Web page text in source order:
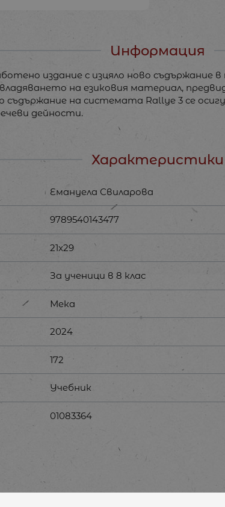
Информация
издание с изцяло ново
на езиковия материал,
съдържание на системата Rallye 3 се
дейности.
Характеристики
Емануела Свиларова
9789540143477
21x29
За ученици в 8 клас
Мека
2024
172
Учебник
01083364